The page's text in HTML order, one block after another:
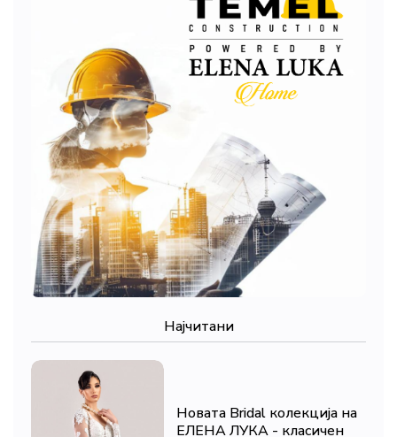
Најчитани
Новата Bridal колекција на
ЕЛЕНА ЛУКА - класичен